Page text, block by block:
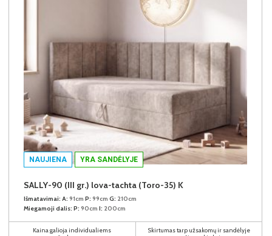
NAUJIENA YRA SANDĖLYJE
SALLY-90 (III gr.) lova-tachta (Toro-35) K
Išmatavimai: A: 91cm P: 99cm G: 210cm
Miegamoji dalis: P: 90cm I: 200cm
Kaina galioja individualiems
Skirtumas tarp užsakomų ir sandėlyje